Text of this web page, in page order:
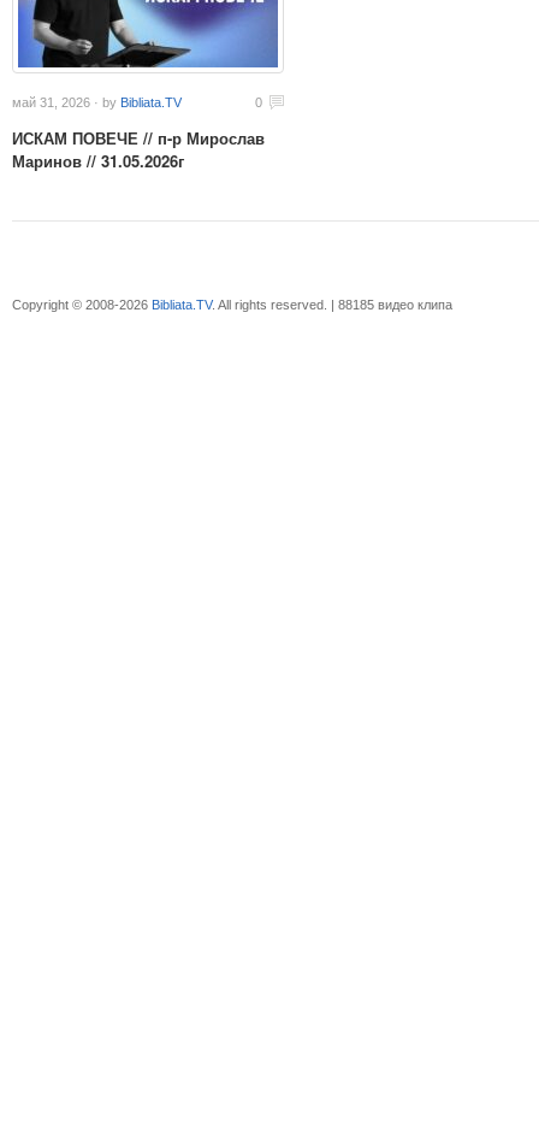
май 31, 2026 · by Bibliata.TV 0
ИСКАМ ПОВЕЧЕ // п-р Мирослав
Маринов // 31.05.2026г
Copyright © 2008-2026 Bibliata.TV. All rights reserved. | 88185 видео клипа